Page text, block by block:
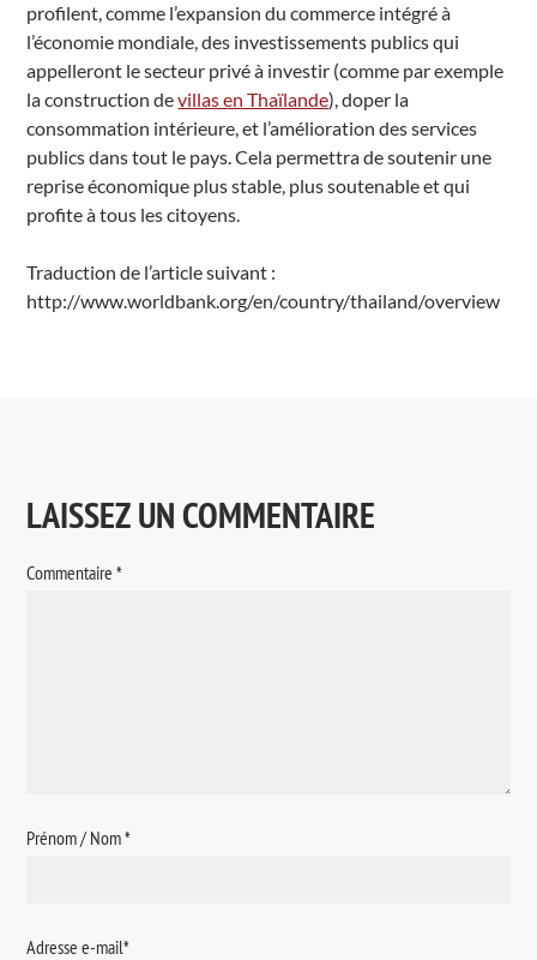
profilent, comme l’expansion du commerce intégré à
l’économie mondiale, des investissements publics qui
appelleront le secteur privé à investir (comme par exemple
la construction devillas en Thaïlande), doper la
consommation intérieure, et l’amélioration des services
publics dans tout le pays. Cela permettra de soutenir une
reprise économique plus stable, plus soutenable et qui
profite à tous les citoyens.
Traduction de l’article suivant :
http://www.worldbank.org/en/country/thailand/overview
LAISSEZ UN COMMENTAIRE
Commentaire*
Prénom / Nom*
Adresse e-mail*